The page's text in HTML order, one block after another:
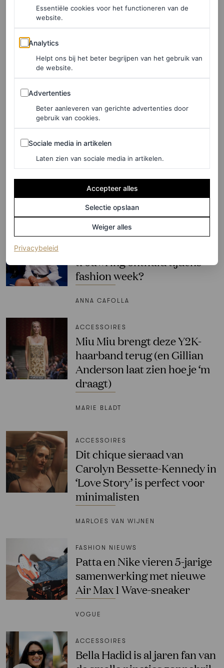
De meest kostbare juwelen
van beroemdheden bij de
CHRISTIAN ALLAIRE
ACCESSOIRES
Volgens de catwalk mag de
statementketting volgend
seizoen groter dan groot zijn
SOPHIE LOGAN
trouwring onthuld tijdens
fashion week?
ANNA CAFOLLA
ACCESSOIRES
Miu Miu brengt deze Y2K-
haarband terug (en Gillian
Anderson laat zien hoe je ‘m
draagt)
MARIE BLADT
ACCESSOIRES
Dit chique sieraad van
Carolyn Bessette-Kennedy in
‘Love Story’ is perfect voor
minimalisten
MARLOES VAN WIJNEN
FASHION NIEUWS
Patta en Nike vieren 5-jarige
samenwerking met nieuwe
Air Max 1 Wave-sneaker
VOGUE
ACCESSOIRES
Bella Hadid is al jaren fan van
Essentiële cookies voor het functioneren van de
website.
Analytics
Analytics
Helpt ons bij het beter begrijpen van het gebruik van
de website.
Advertenties
Advertenties
Beter aanleveren van gerichte advertenties door
gebruik van cookies.
Sociale media in artikelen
Sociale media in artikelen
Laten zien van sociale media in artikelen.
Accepteer alles
Selectie opslaan
Weiger alles
Privacybeleid